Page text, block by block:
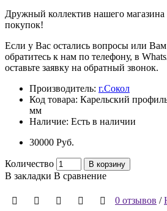
Дружный коллектив нашего
покупок!
Если у Вас остались вопросы или
обратитесь к нам по телефону, в
оставьте заявку на обратный звонок.
Производитель: г.Сокол
Код товара: Карельский
мм
Наличие: Есть в наличии
30000 Pуб.
Количество В корзину
В закладки В сравнение
0 отзывов /